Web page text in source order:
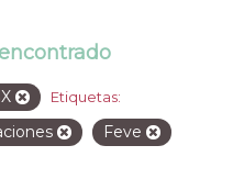
Etiquetas:
Feve